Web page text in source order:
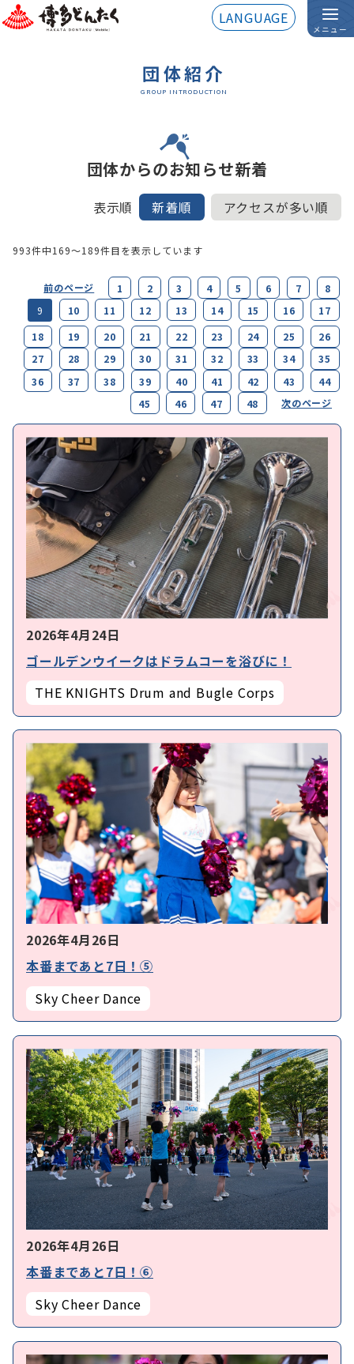
LANGUAGE
メニュー
団体紹介
GROUP INTRODUCTION
団体からのお知らせ新着
表示順 新着順 アクセスが多い順
993件中169～189件目を表示しています
前のページ 1 2 3 4 5 6 7
8
9
10 11 12 13 14 15 16
17
18
19 20 21 22 23 24 25
26
27
28 29 30 31 32 33 34
35
36
37 38 39 40 41 42 43
44
45
46 47 48 次のページ
2026年4月24日
ゴールデンウイークはドラムコーを浴びに！
THE KNIGHTS Drum and Bugle Corps
2026年4月26日
本番まであと7日！⑤
Sky Cheer Dance
2026年4月26日
本番まであと7日！⑥
Sky Cheer Dance